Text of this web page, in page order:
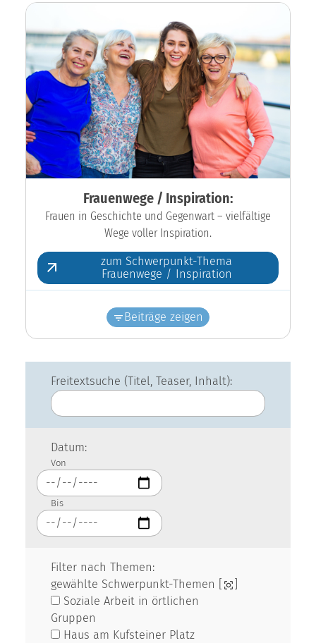
Frauenwege / Inspiration:
Frauen in Geschichte und Gegenwart – vielfältige
Wege voller Inspiration.
zum Schwerpunkt-Thema
Frauenwege / Inspiration
Beiträge zeigen
Freitextsuche (Titel, Teaser, Inhalt):
Datum:
Von
Bis
Filter nach Themen:
gewählte Schwerpunkt-Themen [
Soziale Arbeit in örtlichen
Gruppen
Haus am Kufsteiner Platz